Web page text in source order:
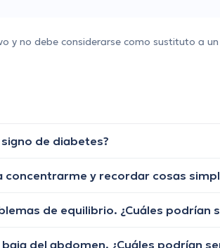
y no debe considerarse como sustituto a
de diabetes?